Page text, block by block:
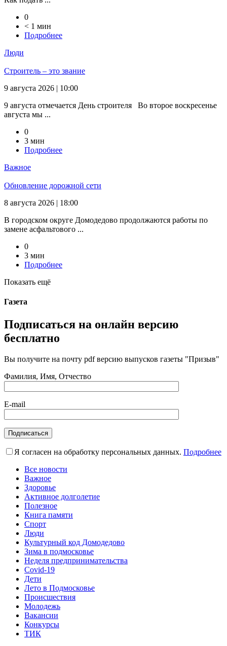
0
< 1 мин
Подробнее
Люди
Строитель – это звание
9 августа 2026 | 10:00
9 августа отмечается День строителя Во второе воскресенье
августа мы ...
0
3 мин
Подробнее
Важное
Обновление дорожной сети
8 августа 2026 | 18:00
В городском округе Домодедово продолжаются работы по
замене асфальтового ...
0
3 мин
Подробнее
Показать ещё
Газета
Подписаться на онлайн версию
бесплатно
Вы получите на почту pdf версию выпусков газеты "Призыв"
Фамилия, Имя, Отчество
E-mail
Я согласен на обработку персональных данных. Подробнее
Все новости
Важное
Здоровье
Активное долголетие
Полезное
Книга памяти
Спорт
Люди
Культурный код Домодедово
Зима в подмосковье
Неделя предпринимательства
Covid-19
Дети
Лето в Подмосковье
Происшествия
Молодежь
Вакансии
Конкурсы
ТИК